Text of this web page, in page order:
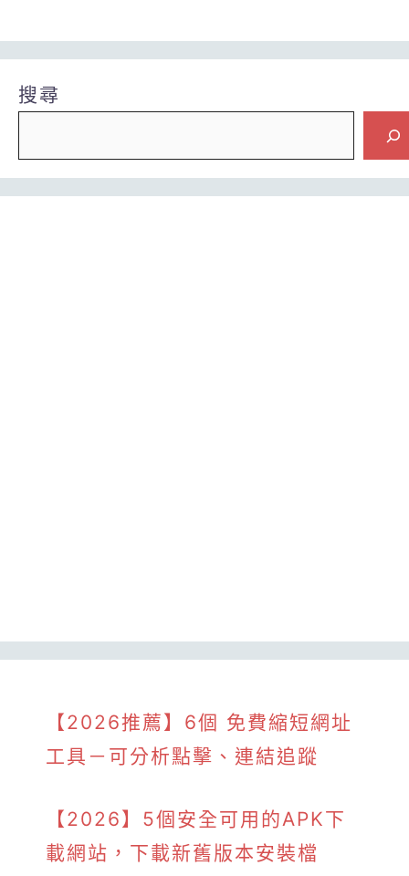
搜尋
【2026推薦】6個 免費縮短網址
工具－可分析點擊、連結追蹤
【2026】5個安全可用的APK下
載網站，下載新舊版本安裝檔